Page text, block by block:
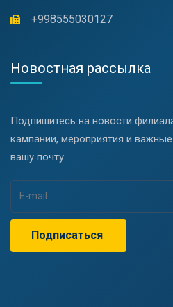
+998555030127
Новостная рассылка
Подпишитесь на новости
кампании, мероприятия и
вашу почту.